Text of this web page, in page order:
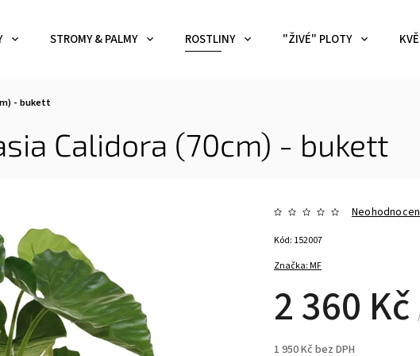
STROMY & PALMY ROSTLINY "ŽIVÉ" PLOTY
- bukett
Calidora (70cm) - bukett
Značka:MF
2 360 Kč
1 950 Kč bez DPH
Kód: 152007